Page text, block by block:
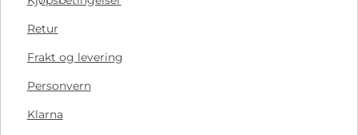
Retur
Frakt og levering
Personvern
Klarna